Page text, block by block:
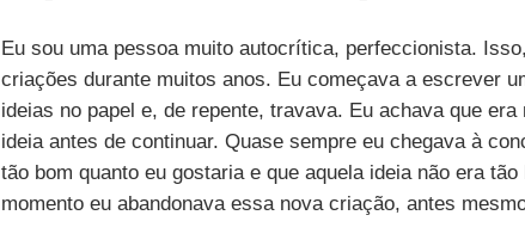
Eu sou uma pessoa muito autocrítica, perfeccionista.
criações durante muitos anos. Eu começava a escrever
ideias no papel e, de repente, travava. Eu achava que
ideia antes de continuar. Quase sempre eu chegava à
tão bom quanto eu gostaria e que aquela ideia não era
momento eu abandonava essa nova criação, antes